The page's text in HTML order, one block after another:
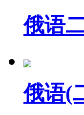
俄语
俄语(